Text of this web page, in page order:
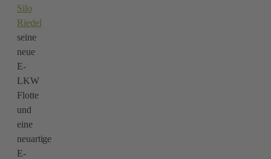
Silo
Riedel
seine
neue
E-
LKW
Flotte
und
eine
neuartige
E-